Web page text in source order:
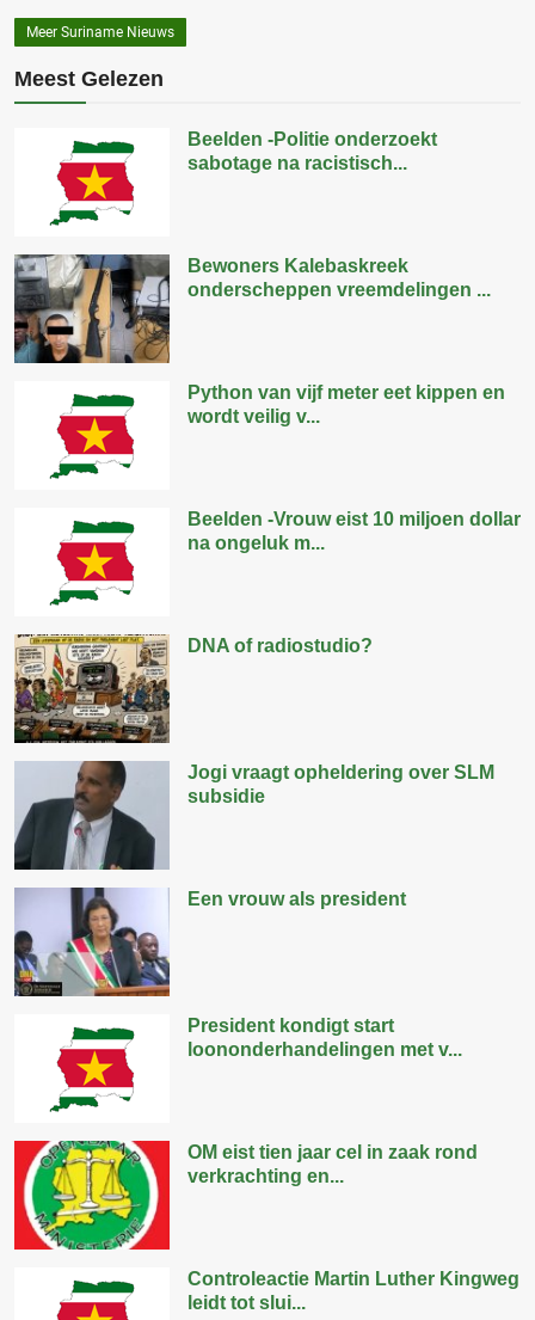
Meer Suriname Nieuws
Meest Gelezen
Beelden -Politie onderzoekt
sabotage na racistisch...
Bewoners Kalebaskreek
onderscheppen vreemdelingen ...
Python van vijf meter eet kippen en
wordt veilig v...
Beelden -Vrouw eist 10 miljoen dollar
na ongeluk m...
DNA of radiostudio?
Jogi vraagt opheldering over SLM
subsidie
Een vrouw als president
President kondigt start
loononderhandelingen met v...
OM eist tien jaar cel in zaak rond
verkrachting en...
Controleactie Martin Luther Kingweg
leidt tot slui...